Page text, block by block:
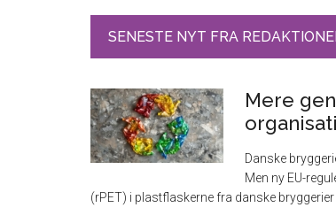
SENESTE NYT FRA
Mere
Danske
Men ny EU-
(rPET) i plastflaskerne fra danske